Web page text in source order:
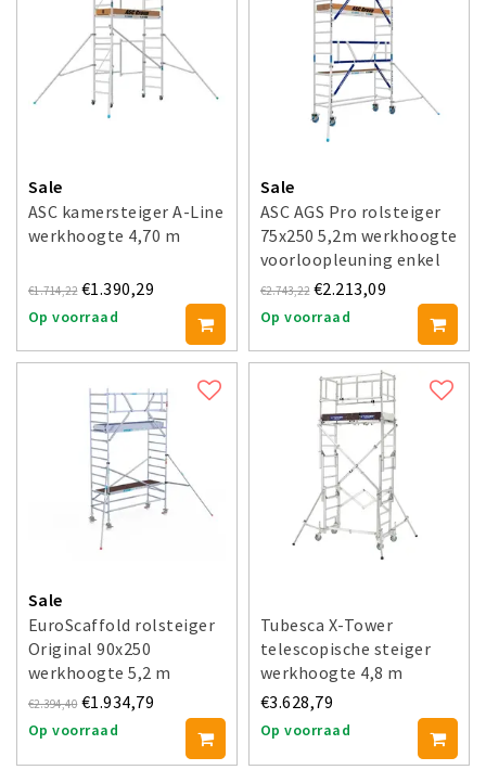
Sale
ASC kamersteiger A-Line
werkhoogte 4,70 m
€1.714,22 €1.390,29
Op voorraad
Sale
ASC AGS Pro rolsteiger
75x250 5,2m werkhoogte
voorloopleuning enkel
€2.743,22 €2.213,09
Op voorraad
Sale
EuroScaffold rolsteiger
Original 90x250
werkhoogte 5,2 m
€2.394,40 €1.934,79
Op voorraad
Tubesca X-Tower
telescopische steiger
werkhoogte 4,8 m
€3.628,79
Op voorraad